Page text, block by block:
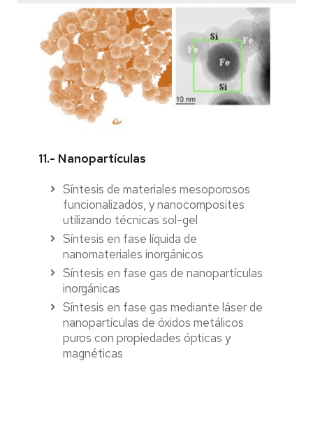
11.- Nanopartículas
Síntesis de materiales mesoporosos
funcionalizados, y nanocomposites
utilizando técnicas sol-gel
Síntesis en fase líquida de
nanomateriales inorgánicos
Síntesis en fase gas de nanopartículas
inorgánicas
Síntesis en fase gas mediante láser de
nanopartículas de óxidos metálicos
puros con propiedades ópticas y
magnéticas